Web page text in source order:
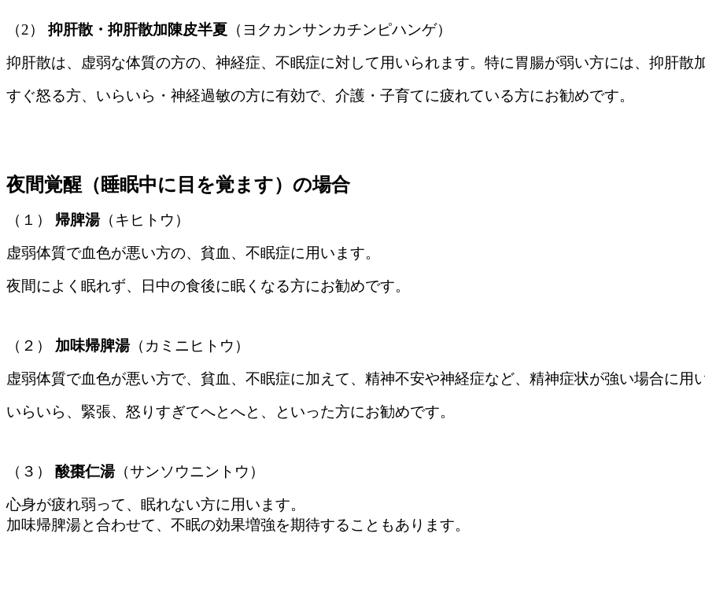
（2） 抑肝散・抑肝散加陳皮半夏 （ヨクカンサンカチンピハンゲ）
抑肝散は、虚弱な体質の方の、神経症、不眠症に対して用いられます。特に胃腸が弱い方には、抑肝散
すぐ怒る方、いらいら・神経過敏の方に有効で、介護・子育てに疲れている方にお勧めです。
夜間覚醒（睡眠中に目を覚ます）の場合
（１） 帰脾湯（キヒトウ）
虚弱体質で血色が悪い方の、貧血、不眠症に用います。
夜間によく眠れず、日中の食後に眠くなる方にお勧めです。
（２） 加味帰脾湯（カミニヒトウ）
虚弱体質で血色が悪い方で、貧血、不眠症に加えて、精神不安や神経症など、精神症状が強い場合に用い
いらいら、緊張、怒りすぎてへとへと、といった方にお勧めです。
（３） 酸棗仁湯（サンソウニントウ）
心身が疲れ弱って、眠れない方に用います。
加味帰脾湯と合わせて、不眠の効果増強を期待することもあります。